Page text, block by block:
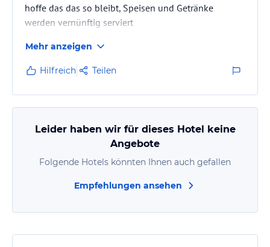
hoffe das das so bleibt, Speisen und Getränke
werden vernünftig serviert
Mehr anzeigen
Hilfreich Teilen
Leider haben wir für dieses Hotel keine
Angebote
Folgende Hotels könnten Ihnen auch gefallen
Empfehlungen ansehen